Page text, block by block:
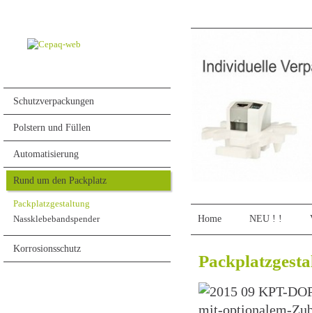
Home NEU ! !
Schutzverpackungen
Polstern und Füllen
Automatisierung
Rund um den Packplatz
Packplatzgestaltung
Nassklebebandspender
Korrosionsschutz